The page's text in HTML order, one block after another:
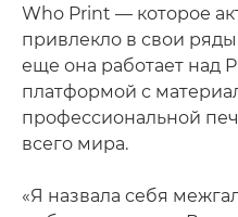
Who Print — которое
привлекло в свои
еще она работает над
платформой с
профессиональной
всего мира.
«Я назвала себя